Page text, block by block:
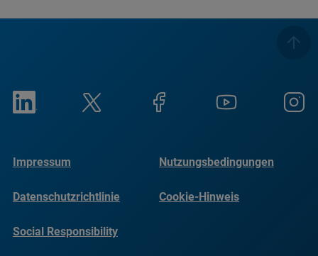
Impressum Nutzungsbedingungen
Datenschutzrichtlinie Cookie-Hinweis
Social Responsibility